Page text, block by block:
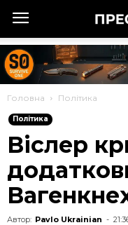
Головна Політика
Політика
Віслер
Автор: Pavlo Ukrainian -